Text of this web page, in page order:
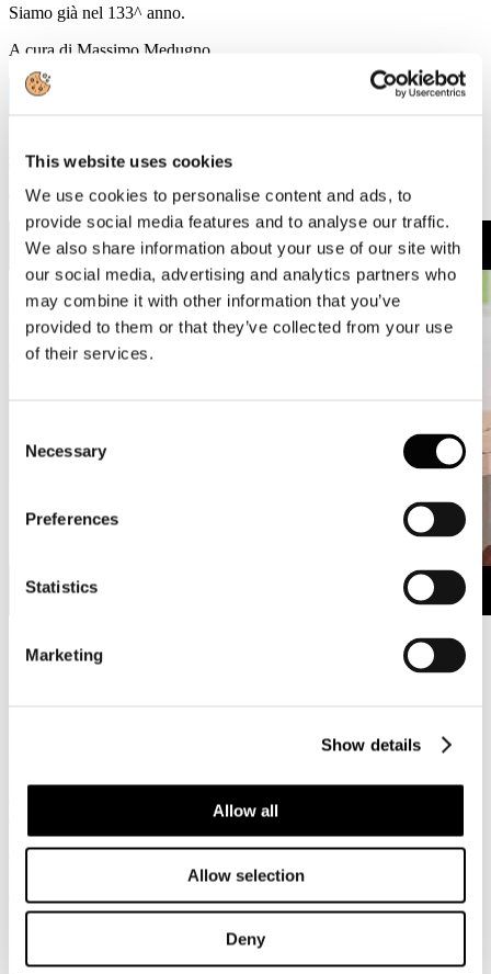
This website uses cookies
We use cookies to personalise content and ads, to
provide social media features and to analyse our traffic.
We also share information about your use of our site with
our social media, advertising and analytics partners who
may combine it with other information that you’ve
provided to them or that they’ve collected from your use
of their services.
Selection
Necessary
Preferences
Statistics
Marketing
Show details
Allow all
Allow selection
Deny
Siamo già nel 133^ anno.
A cura di Massimo Medugno
4 maggio 2020 "L'industria cartaria
italiana per ripartire insieme"
#lagentedellacarta #dellacartatipuoifidare
fase dell'emergenza, oggi - più che mai - sono al fianco dei
cittadini e delle imprese per contribuire alla loro #salute, #benessere
Come sempre con la produzione di carte igienico sanitarie, carte per
usi speciali e medicali, imballaggi per alimenti e medicinali, oltre
che per la cultura e l'informazione. Ma anche con alcune
innovazioni come carte per mascherine chirurgiche.
Un settore che contribuisce alla salute e al benessere dell’Italia e